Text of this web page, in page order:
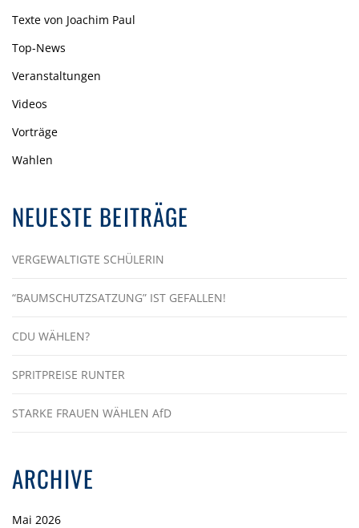
Texte von Joachim Paul
Top-News
Veranstaltungen
Videos
Vorträge
Wahlen
NEUESTE BEITRÄGE
VERGEWALTIGTE SCHÜLERIN
“BAUMSCHUTZSATZUNG” IST GEFALLEN!
CDU WÄHLEN?
SPRITPREISE RUNTER
STARKE FRAUEN WÄHLEN AfD
ARCHIVE
Mai 2026